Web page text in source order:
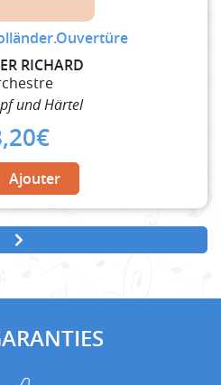
RICHARD
und Härtel
€
Ajouter